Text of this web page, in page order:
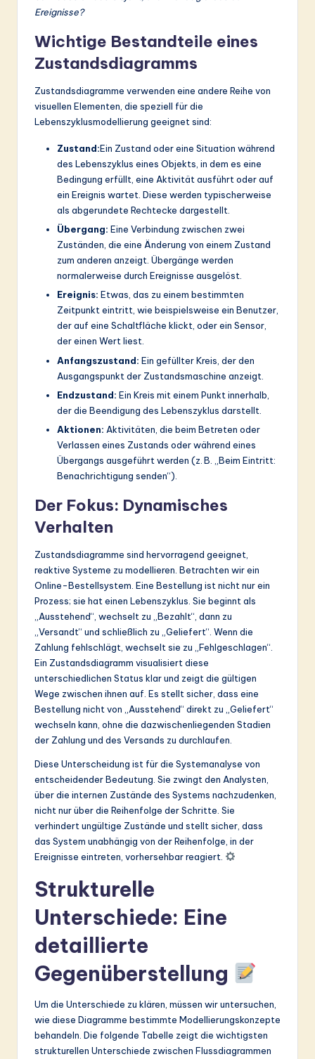
Ereignisse?
Wichtige Bestandteile eines
Zustandsdiagramms
Zustandsdiagramme verwenden eine andere Reihe von
visuellen Elementen, die speziell für die
Lebenszyklusmodellierung geeignet sind:
Zustand:Ein Zustand oder eine Situation während
des Lebenszyklus eines Objekts, in dem es eine
Bedingung erfüllt, eine Aktivität ausführt oder auf
ein Ereignis wartet. Diese werden typischerweise
als abgerundete Rechtecke dargestellt.
Übergang: Eine Verbindung zwischen zwei
Zuständen, die eine Änderung von einem Zustand
zum anderen anzeigt. Übergänge werden
normalerweise durch Ereignisse ausgelöst.
Ereignis: Etwas, das zu einem bestimmten
Zeitpunkt eintritt, wie beispielsweise ein Benutzer,
der auf eine Schaltfläche klickt, oder ein Sensor,
der einen Wert liest.
Anfangszustand: Ein gefüllter Kreis, der den
Ausgangspunkt der Zustandsmaschine anzeigt.
Endzustand: Ein Kreis mit einem Punkt innerhalb,
der die Beendigung des Lebenszyklus darstellt.
Aktionen: Aktivitäten, die beim Betreten oder
Verlassen eines Zustands oder während eines
Übergangs ausgeführt werden (z. B. „Beim Eintritt:
Benachrichtigung senden“).
Der Fokus: Dynamisches
Verhalten
Zustandsdiagramme sind hervorragend geeignet,
reaktive Systeme zu modellieren. Betrachten wir ein
Online-Bestellsystem. Eine Bestellung ist nicht nur ein
Prozess; sie hat einen Lebenszyklus. Sie beginnt als
„Ausstehend“, wechselt zu „Bezahlt“, dann zu
„Versandt“ und schließlich zu „Geliefert“. Wenn die
Zahlung fehlschlägt, wechselt sie zu „Fehlgeschlagen“.
Ein Zustandsdiagramm visualisiert diese
unterschiedlichen Status klar und zeigt die gültigen
Wege zwischen ihnen auf. Es stellt sicher, dass eine
Bestellung nicht von „Ausstehend“ direkt zu „Geliefert“
wechseln kann, ohne die dazwischenliegenden Stadien
der Zahlung und des Versands zu durchlaufen.
Diese Unterscheidung ist für die Systemanalyse von
entscheidender Bedeutung. Sie zwingt den Analysten,
über die internen Zustände des Systems nachzudenken,
nicht nur über die Reihenfolge der Schritte. Sie
verhindert ungültige Zustände und stellt sicher, dass
das System unabhängig von der Reihenfolge, in der
Ereignisse eintreten, vorhersehbar reagiert.
Strukturelle
Unterschiede: Eine
detaillierte
Gegenüberstellung
Um die Unterschiede zu klären, müssen wir untersuchen,
wie diese Diagramme bestimmte Modellierungskonzepte
behandeln. Die folgende Tabelle zeigt die wichtigsten
strukturellen Unterschiede zwischen Flussdiagrammen